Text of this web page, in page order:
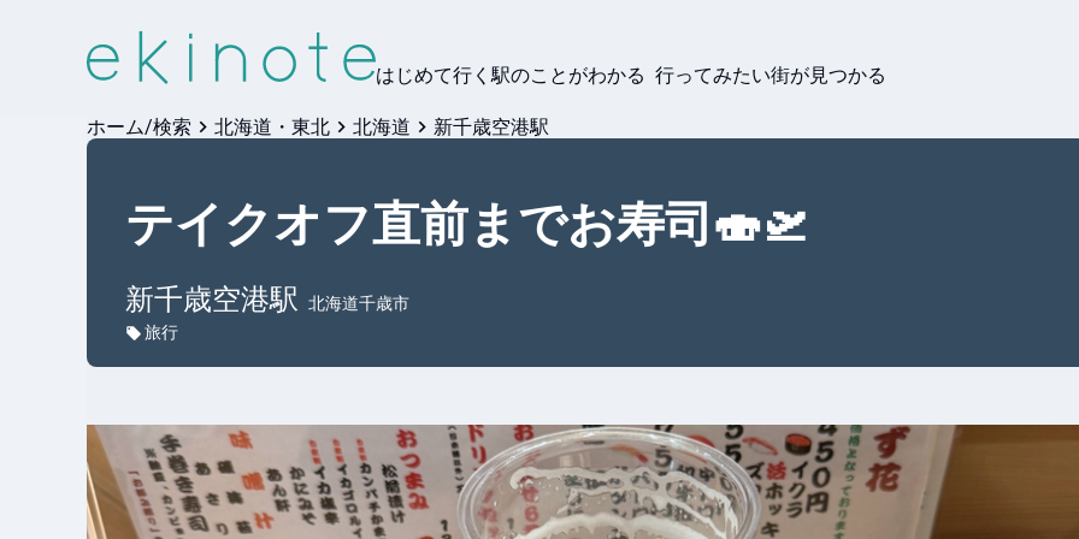
はじめて行く駅のことがわかる 行ってみたい街が見つかる
ホーム/検索 北海道・東北 北海道 新千歳空港駅
テイクオフ直前までお寿司🍣🛫
新千歳空港駅
北海道千歳市
旅行